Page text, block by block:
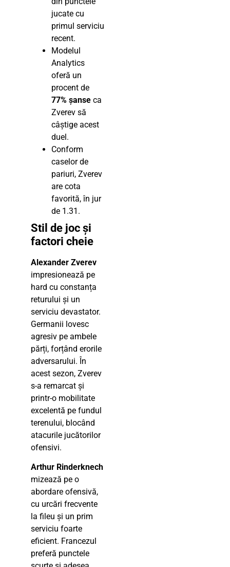
jucate cu
primul serviciu
recent.
Modelul
Analytics
oferă un
procent de
77% șanse ca
Zverev să
câștige acest
duel.
Conform
caselor de
pariuri, Zverev
are cota
favorită, în jur
de 1.31.
Stil de joc și
factori cheie
Alexander Zverev
impresionează pe
hard cu constanța
returului și un
serviciu devastator.
Germanii lovesc
agresiv pe ambele
părți, forțând erorile
adversarului. În
acest sezon, Zverev
s-a remarcat și
printr-o mobilitate
excelentă pe fundul
terenului, blocând
atacurile jucătorilor
ofensivi.
Arthur Rinderknech
mizează pe o
abordare ofensivă,
cu urcări frecvente
la fileu și un prim
serviciu foarte
eficient. Francezul
preferă punctele